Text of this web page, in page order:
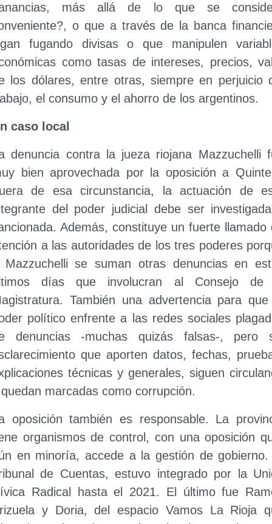
más allá de lo que se
o que a través de la banca
fugando divisas o que manipulen
como tasas de intereses, precios,
los dólares, entre otras, siempre en perjuicio
el consumo y el ahorro de los argentinos.
caso local
denuncia contra la jueza riojana Mazzuchelli
bien aprovechada por la oposición a
de esa circunstancia, la actuación de
del poder judicial debe ser
Además, constituye un fuerte llamado
a las autoridades de los tres poderes
Mazzuchelli se suman otras denuncias en
días que involucran al Consejo de
También una advertencia para
político enfrente a las redes sociales
denuncias -muchas quizás falsas-, pero
que aporten datos, fechas,
técnicas y generales, siguen
marcadas como corrupción.
oposición también es responsable. La
organismos de control, con una oposición
en minoría, accede a la gestión de gobierno.
de Cuentas, estuvo integrado por la
Radical hasta el 2021. El último fue
y Doria, del espacio Vamos La Rioja